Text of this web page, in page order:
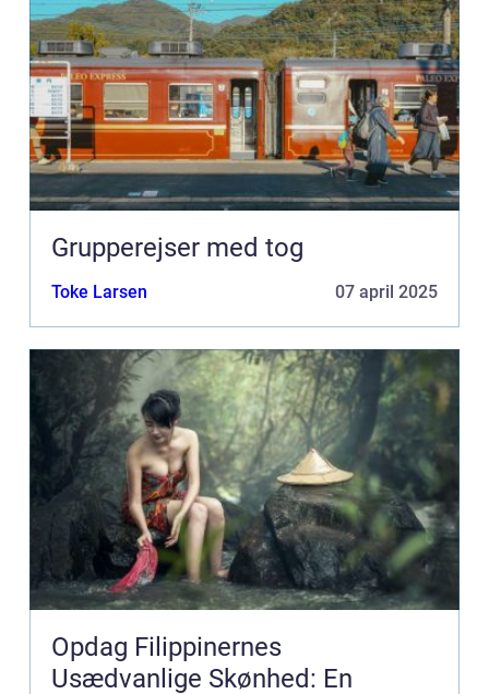
Grupperejser med tog
Toke Larsen 07 april 2025
Opdag Filippinernes
Usædvanlige Skønhed: En